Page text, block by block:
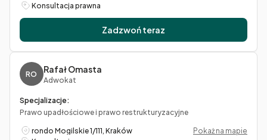
Konsultacja prawna
Zadzwoń teraz
RO Rafał Omasta
Adwokat
Specjalizacje:
Prawo upadłościowe i prawo restrukturyzacyjne
rondo Mogilskie 1/111, Kraków
Pokaż na mapie